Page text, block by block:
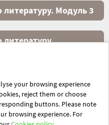
your browsing experience
reject them or choose
buttons. Please note
browsing experience. For
Модуль 3
литературу.
Свобода